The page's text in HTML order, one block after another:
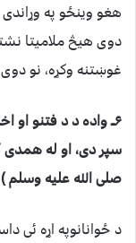
هغو وینځو په
دوی هیڅ ملامیتا
غوښتنه وکړه، نو
۶ــ واده د د فتنو
سپر دی، او له همدی
صلی الله علیه وسلم
د ځوانانوپه اړه ئی